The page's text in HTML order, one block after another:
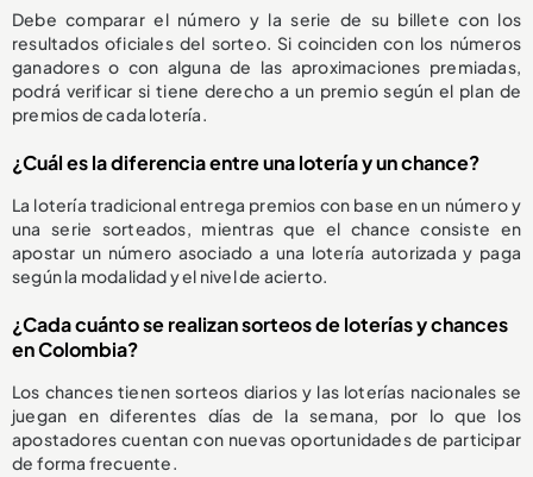
Debe comparar el número y la serie de su billete con los
resultados oficiales del sorteo. Si coinciden con los números
ganadores o con alguna de las aproximaciones premiadas,
podrá verificar si tiene derecho a un premio según el plan de
premios de cada lotería.
¿Cuál es la diferencia entre una lotería y un chance?
La lotería tradicional entrega premios con base en un número y
una serie sorteados, mientras que el chance consiste en
apostar un número asociado a una lotería autorizada y paga
según la modalidad y el nivel de acierto.
¿Cada cuánto se realizan sorteos de loterías y chances
en Colombia?
Los chances tienen sorteos diarios y las loterías nacionales se
juegan en diferentes días de la semana, por lo que los
apostadores cuentan con nuevas oportunidades de participar
de forma frecuente.